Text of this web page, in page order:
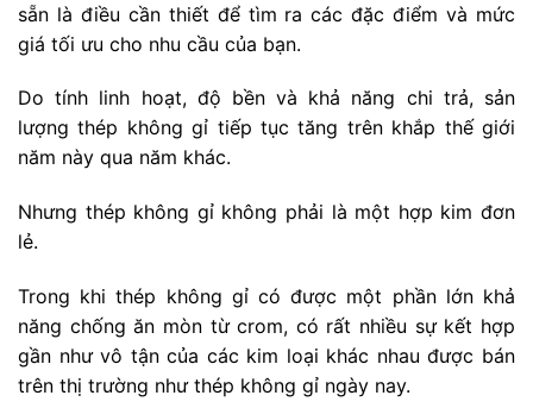
sẵn là điều cần thiết để tìm ra các đặc điểm và mức
giá tối ưu cho nhu cầu của bạn.
Do tính linh hoạt, độ bền và khả năng chi trả, sản
lượng thép không gỉ tiếp tục tăng trên khắp thế giới
năm này qua năm khác.
Nhưng thép không gỉ không phải là một hợp kim đơn
lẻ.
Trong khi thép không gỉ có được một phần lớn khả
năng chống ăn mòn từ crom, có rất nhiều sự kết hợp
gần như vô tận của các kim loại khác nhau được bán
trên thị trường như thép không gỉ ngày nay.